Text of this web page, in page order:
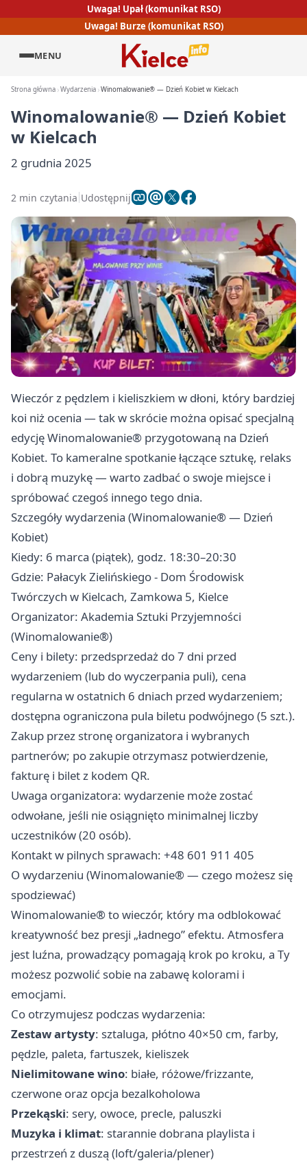
Uwaga! Upał (komunikat RSO)
Uwaga! Burze (komunikat RSO)
MENU
Strona główna Wydarzenia Winomalowanie® — Dzień Kobiet w Kielcach
Winomalowanie® — Dzień Kobiet
w Kielcach
2 grudnia 2025
2 min czytania Udostępnij
Wieczór z pędzlem i kieliszkiem w dłoni, który bardziej
koi niż ocenia — tak w skrócie można opisać specjalną
edycję Winomalowanie® przygotowaną na Dzień
Kobiet. To kameralne spotkanie łączące sztukę, relaks
i dobrą muzykę — warto zadbać o swoje miejsce i
spróbować czegoś innego tego dnia.
Szczegóły wydarzenia (Winomalowanie® — Dzień
Kobiet)
Kiedy: 6 marca (piątek), godz. 18:30–20:30
Gdzie: Pałacyk Zielińskiego - Dom Środowisk
Twórczych w Kielcach, Zamkowa 5, Kielce
Organizator: Akademia Sztuki Przyjemności
(Winomalowanie®)
Ceny i bilety: przedsprzedaż do 7 dni przed
wydarzeniem (lub do wyczerpania puli), cena
regularna w ostatnich 6 dniach przed wydarzeniem;
dostępna ograniczona pula biletu podwójnego (5 szt.).
Zakup przez stronę organizatora i wybranych
partnerów; po zakupie otrzymasz potwierdzenie,
fakturę i bilet z kodem QR.
Uwaga organizatora: wydarzenie może zostać
odwołane, jeśli nie osiągnięto minimalnej liczby
uczestników (20 osób).
Kontakt w pilnych sprawach: +48 601 911 405
O wydarzeniu (Winomalowanie® — czego możesz się
spodziewać)
Winomalowanie® to wieczór, który ma odblokować
kreatywność bez presji „ładnego” efektu. Atmosfera
jest luźna, prowadzący pomagają krok po kroku, a Ty
możesz pozwolić sobie na zabawę kolorami i
emocjami.
Co otrzymujesz podczas wydarzenia:
Zestaw artysty: sztaluga, płótno 40×50 cm, farby,
pędzle, paleta, fartuszek, kieliszek
Nielimitowane wino: białe, różowe/frizzante,
czerwone oraz opcja bezalkoholowa
Przekąski: sery, owoce, precle, paluszki
Muzyka i klimat: starannie dobrana playlista i
przestrzeń z duszą (loft/galeria/plener)